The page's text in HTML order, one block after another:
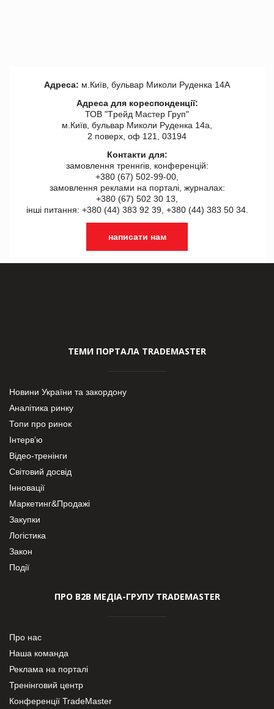
Адреса: м.Київ, бульвар Миколи Руденка 14А
Адреса для кореспонденції:
ТОВ "Tрейд Мастер Груп"
м.Київ, бульвар Миколи Руденка 14а,
2 поверх, оф 121, 03194
Контакти для:
замовлення треннгів, конференцій:
+380 (67) 502-99-00,
замовлення реклами на порталі, журналах:
+380 (67) 502 30 13,
інші питання: +380 (44) 383 92 39, +380 (44) 383 50 34.
написати нам
ТЕМИ ПОРТАЛА TRADEMASTER
Новини України та закордону
Аналітика ринку
Топи про ринок
Інтерв’ю
Відео-тренінги
Світовий досвід
Інновації
Маркетинг&Продажі
Закупки
Логістика
Закон
Події
ПРО В2В МЕДІА-ГРУПУ TRADEMASTER
Про нас
Наша команда
Реклама на порталі
Тренінговий центр
Конференції TradeMaster